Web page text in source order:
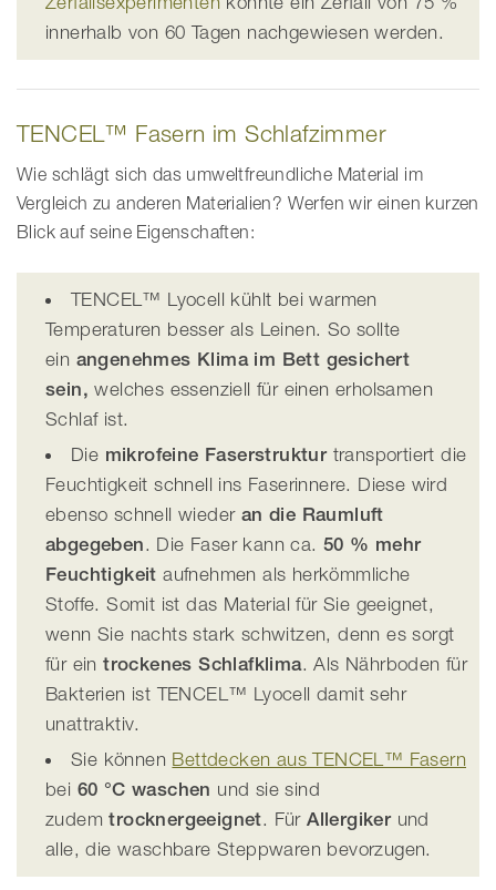
innerhalb von 60 Tagen nachgewiesen werden.
TENCEL™ Fasern im Schlafzimmer
Wie schlägt sich das umweltfreundliche Material im
Vergleich zu anderen Materialien? Werfen wir einen kurzen
Blick auf seine Eigenschaften:
TENCEL™ Lyocell kühlt bei warmen
Temperaturen besser als Leinen. So sollte
ein angenehmes Klima im Bett gesichert
sein, welches essenziell für einen erholsamen
Schlaf ist.
Die mikrofeine Faserstruktur transportiert die
Feuchtigkeit schnell ins Faserinnere. Diese wird
ebenso schnell wieder an die Raumluft
abgegeben. Die Faser kann ca.50 % mehr
Feuchtigkeitaufnehmen als herkömmliche
Stoffe. Somit ist das Material für Sie geeignet,
wenn Sie nachts stark schwitzen, denn es sorgt
für ein trockenes Schlafklima. Als Nährboden für
Bakterien ist TENCEL™ Lyocell damit sehr
unattraktiv.
Sie können Bettdecken aus TENCEL™ Fasern
bei 60 °C waschen und sie sind
zudemtrocknergeeignet. FürAllergikerund
alle, die waschbare Steppwaren bevorzugen.